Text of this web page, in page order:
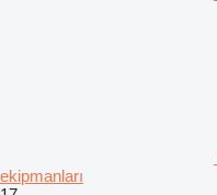
ekipmanları